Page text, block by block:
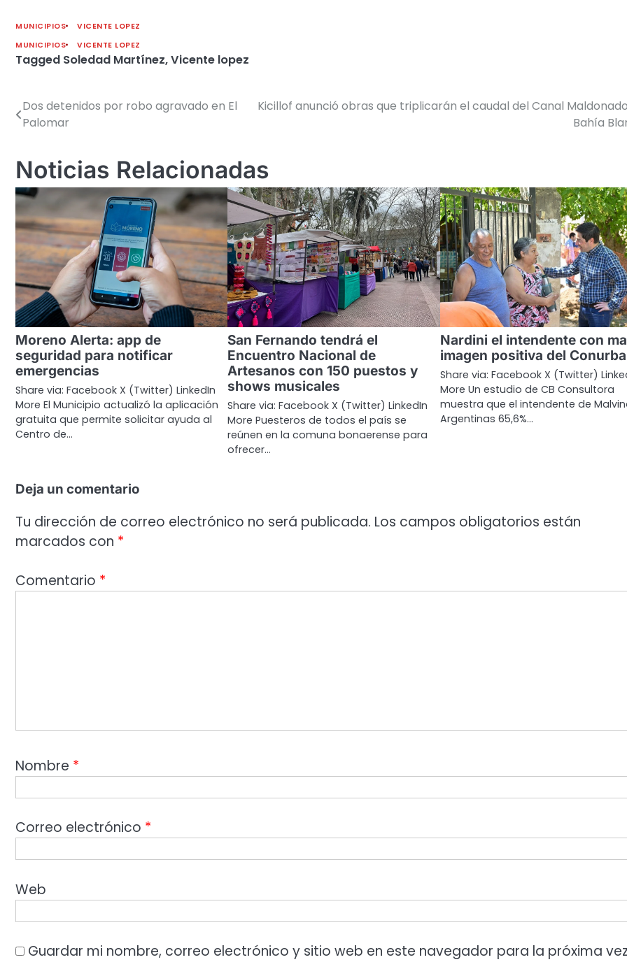
MUNICIPIOS
VICENTE LOPEZ
MUNICIPIOS
VICENTE LOPEZ
Tagged Soledad Martínez,Vicente lopez
Navegación
entradas
Dos detenidos por robo agravado en El
Palomar
Kicillof anunció obras que triplicarán el caudal del Canal
Bahía
Noticias Relacionadas
Moreno Alerta: app de
seguridad para notificar
emergencias
Share via: Facebook X (Twitter) LinkedIn
More El Municipio actualizó la aplicación
gratuita que permite solicitar ayuda al
Centro de…
San Fernando tendrá el
Encuentro Nacional de
Artesanos con 150 puestos y
shows musicales
Share via: Facebook X (Twitter) LinkedIn
More Puesteros de todos el país se
reúnen en la comuna bonaerense para
ofrecer…
Nardini el intendente con
imagen positiva del
Share via: Facebook X (Twitter)
More Un estudio de CB Consultora
muestra que el intendente de
Argentinas 65,6%…
Deja un comentario
Tu dirección de correo electrónico no será publicada. Los campos obligatorios están
marcados con *
Comentario *
Nombre *
Correo electrónico *
Web
Guardar mi nombre, correo electrónico y sitio web en este navegador para la próxima